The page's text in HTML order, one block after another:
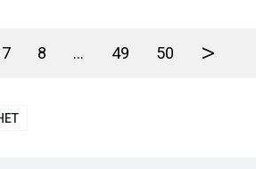
7 8 ... 49 50 >